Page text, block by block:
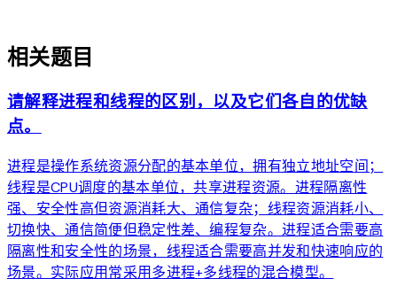
相关题目
请解释进程和线程的区别，以及它们各自的优缺
点。
进程是操作系统资源分配的基本单位，拥有独立地址空间；
线程是CPU调度的基本单位，共享进程资源。进程隔离性
强、安全性高但资源消耗大、通信复杂；线程资源消耗小、
切换快、通信简便但稳定性差、编程复杂。进程适合需要高
隔离性和安全性的场景，线程适合需要高并发和快速响应的
场景。实际应用常采用多进程+多线程的混合模型。